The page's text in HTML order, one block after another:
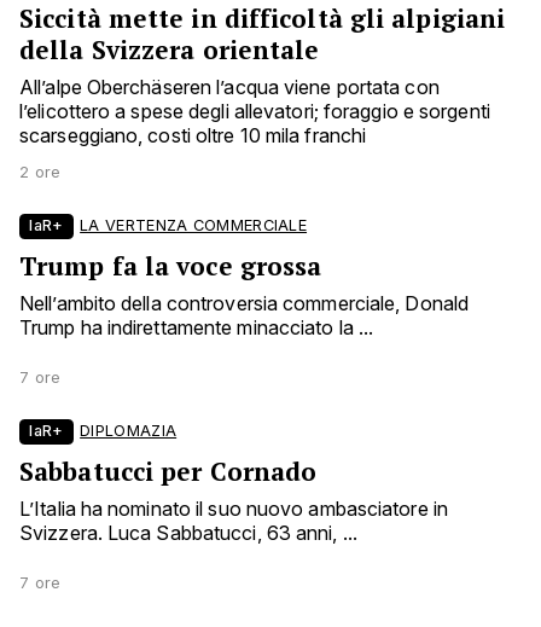
Siccità mette in difficoltà gli alpigiani
della Svizzera orientale
All’alpe Oberchäseren l’acqua viene portata con
l’elicottero a spese degli allevatori; foraggio e sorgenti
scarseggiano, costi oltre 10 mila franchi
2 ore
laR+ LA VERTENZA COMMERCIALE
Trump fa la voce grossa
Nell’ambito della controversia commerciale, Donald
Trump ha indirettamente minacciato la ...
7 ore
laR+ DIPLOMAZIA
Sabbatucci per Cornado
L’Italia ha nominato il suo nuovo ambasciatore in
Svizzera. Luca Sabbatucci, 63 anni, ...
7 ore